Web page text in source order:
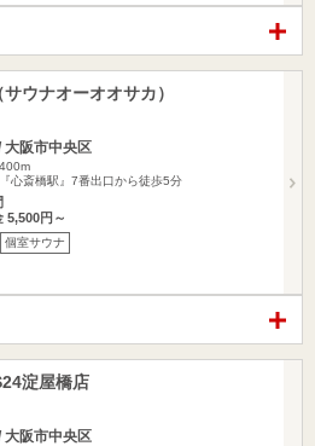
ウナオーオオサカ）
大阪市中央区
心斎橋駅』7番出口から徒歩5分
5,500円～
個室サウナ
淀屋橋店
大阪市中央区